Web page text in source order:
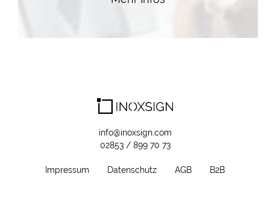
info@inoxsign.com
02853 / 899 70 73
Impressum Datenschutz AGB B2B